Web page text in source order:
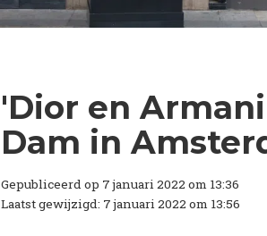
'Dior en
Dam in
Gepubliceerd op 7 januari 2022 om 13:36
Laatst gewijzigd: 7 januari 2022 om 13:56